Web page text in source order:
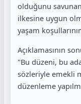
olduğunu
ilkesine uygun
yaşam
Açıklamasının
"Bu düzeni, bu
sözleriyle emekli
düzenleme